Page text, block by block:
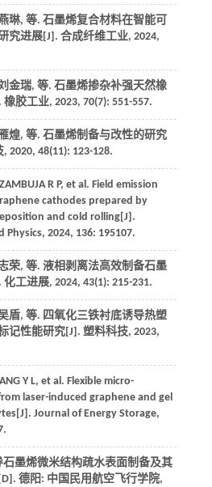
琳, 等. 石墨烯复合材料在智能可
究进展[J]. 合成纤维工业, 2024,
金瑞, 等. 石墨烯掺杂补强天然橡
橡胶工业, 2023, 70(7): 551-557.
煌, 等. 石墨烯制备与改性的研究
, 2020, 48(11): 123-128.
R P, et al. Field emission
cathodes prepared by
and cold rolling[J].
Physics, 2024, 136: 195107.
荣, 等. 液相剥离法高效制备石墨
化工进展, 2024, 43(1): 215-231.
盾, 等. 四氧化三铁衬底诱导热塑
记性能研究[J]. 塑料科技, 2023,
Y L, et al. Flexible micro-
laser-induced graphene and gel
Journal of Energy Storage,
墨烯微米结构疏水表面制备及其
德阳: 中国民用航空飞行学院,